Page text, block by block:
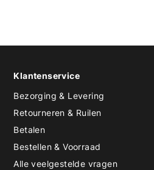
Klantenservice
Bezorging & Levering
Retourneren & Ruilen
Betalen
Bestellen & Voorraad
Alle veelgestelde vragen